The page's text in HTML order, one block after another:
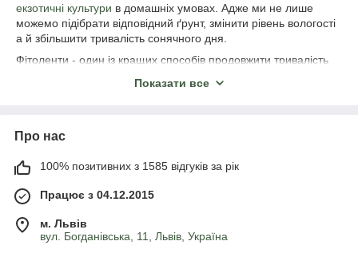
екзотичні культури в домашніх умовах. Адже ми не лише
можемо підібрати відповідний ґрунт, змінити рівень вологості
а й збільшити тривалість сонячного дня.
Фітоленти - один із кращих способів продовжити тривалість
використовувати у квартирі, будинку чи в теплиці. Головне -
Для підсвічування рослин можна використовувати не лише
фітоленти, а й лампи розжарювання, люмінесцентні чи
галогенні лампи. Проте світлодіодна стрічка для рослин
мають ряд переваг:
фітолампи мають набагато кращу
Показати все
Про нас
100% позитивних з 1585 відгуків за рік
Працює з 04.12.2015
м. Львів
вул. Богданівська, 11, Львів, Україна